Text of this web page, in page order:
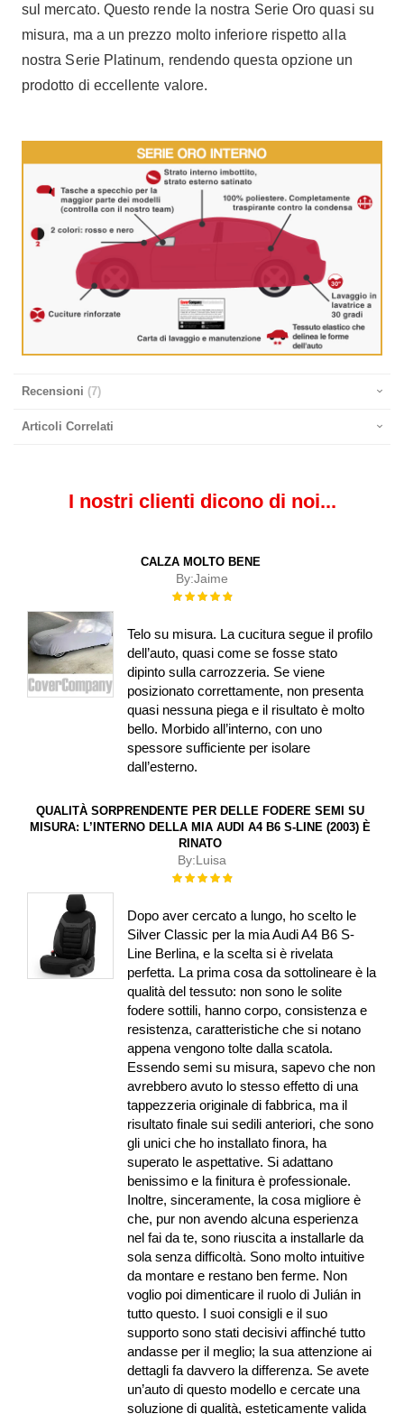
sul mercato. Questo rende la nostra Serie Oro quasi su
misura, ma a un prezzo molto inferiore rispetto alla
nostra Serie Platinum, rendendo questa opzione un
prodotto di eccellente valore.
Recensioni 7
Articoli Correlati
I nostri clienti dicono di noi...
CALZA MOLTO BENE
By:Jaime
Rating:
Telo su misura. La cucitura segue il profilo
dell’auto, quasi come se fosse stato
dipinto sulla carrozzeria. Se viene
posizionato correttamente, non presenta
quasi nessuna piega e il risultato è molto
bello. Morbido all’interno, con uno
spessore sufficiente per isolare
dall’esterno.
QUALITÀ SORPRENDENTE PER DELLE FODERE SEMI SU
MISURA: L’INTERNO DELLA MIA AUDI A4 B6 S-LINE (2003) È
RINATO
By:Luisa
Rating:
Dopo aver cercato a lungo, ho scelto le
Silver Classic per la mia Audi A4 B6 S-
Line Berlina, e la scelta si è rivelata
perfetta. La prima cosa da sottolineare è la
qualità del tessuto: non sono le solite
fodere sottili, hanno corpo, consistenza e
resistenza, caratteristiche che si notano
appena vengono tolte dalla scatola.
Essendo semi su misura, sapevo che non
avrebbero avuto lo stesso effetto di una
tappezzeria originale di fabbrica, ma il
risultato finale sui sedili anteriori, che sono
gli unici che ho installato finora, ha
superato le aspettative. Si adattano
benissimo e la finitura è professionale.
Inoltre, sinceramente, la cosa migliore è
che, pur non avendo alcuna esperienza
nel fai da te, sono riuscita a installarle da
sola senza difficoltà. Sono molto intuitive
da montare e restano ben ferme. Non
voglio poi dimenticare il ruolo di Julián in
tutto questo. I suoi consigli e il suo
supporto sono stati decisivi affinché tutto
andasse per il meglio; la sua attenzione ai
dettagli fa davvero la differenza. Se avete
un’auto di questo modello e cercate una
soluzione di qualità, esteticamente valida